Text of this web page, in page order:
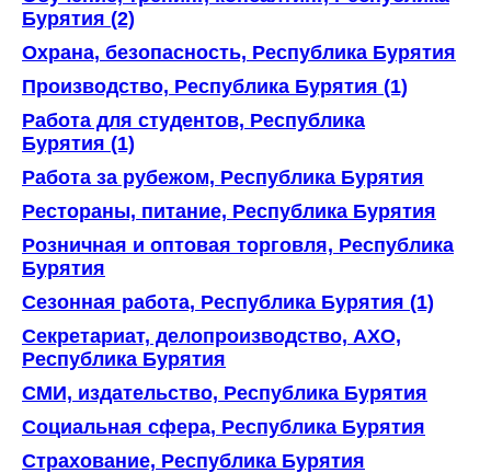
Бурятия (2)
Охрана, безопасность, Республика Бурятия
Производство, Республика Бурятия (1)
Работа для студентов, Республика
Бурятия (1)
Работа за рубежом, Республика Бурятия
Рестораны, питание, Республика Бурятия
Розничная и оптовая торговля, Республика
Бурятия
Сезонная работа, Республика Бурятия (1)
Секретариат, делопроизводство, АХО,
Республика Бурятия
СМИ, издательство, Республика Бурятия
Социальная сфера, Республика Бурятия
Страхование, Республика Бурятия